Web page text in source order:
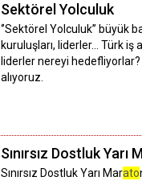
Sektörel Yolculuk
‘’Sektörel Yolculuk’’ büyük
kuruluşları, liderler… Türk iş
liderler nereyi
alıyoruz.
Sınırsız Dostluk Yarı
Sınırsız Dostluk Yarı Marato